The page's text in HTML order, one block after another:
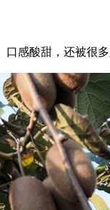
酸甜，还被很多